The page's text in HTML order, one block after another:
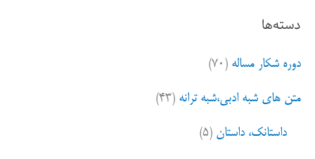
ج
ب
ا
دسته‌ها
دوره شکار مساله (۷۰)
متن های شبه ادبی،شبه ترانه (۴۳)
داستانک، داستان (۵)